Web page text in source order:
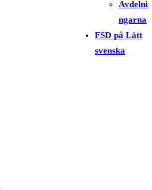
Avdelni
ngarna
FSD på Lätt
svenska